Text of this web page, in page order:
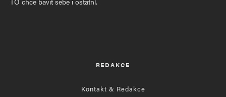
REDAKCE
Kontakt & Redakce